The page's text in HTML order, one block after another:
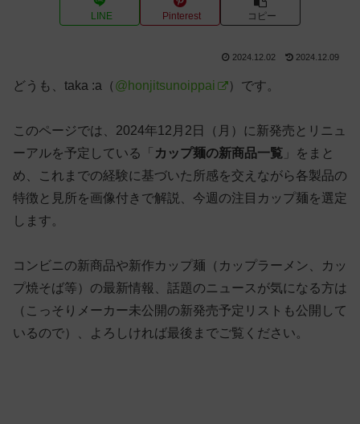
LINE Pinterest コピー
2024.12.02 2024.12.09
どうも、taka :a（ @honjitsunoippai ）です。
このページでは、2024年12月2日（月）に新発売とリニュ
ーアルを予定している「 カップ麺の新商品一覧 」をまと
め、これまでの経験に基づいた所感を交えながら各製品の
特徴と見所を画像付きで解説、今週の注目カップ麺を選定
します。
コンビニの新商品や新作カップ麺（カップラーメン、カッ
プ焼そば等）の最新情報、話題のニュースが気になる方は
（こっそりメーカー未公開の新発売予定リストも公開して
いるので）、よろしければ最後までご覧ください。